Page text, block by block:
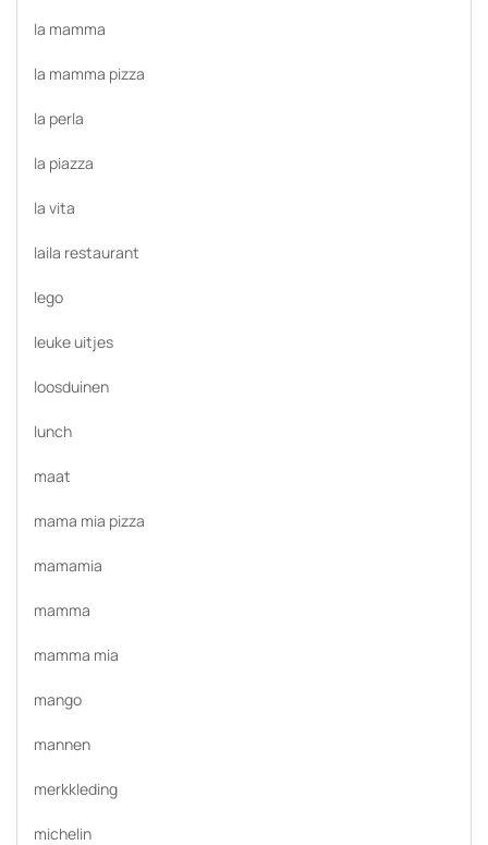
la mamma
la mamma pizza
la perla
la piazza
la vita
laila restaurant
lego
leuke uitjes
loosduinen
lunch
maat
mama mia pizza
mamamia
mamma
mamma mia
mango
mannen
merkkleding
michelin